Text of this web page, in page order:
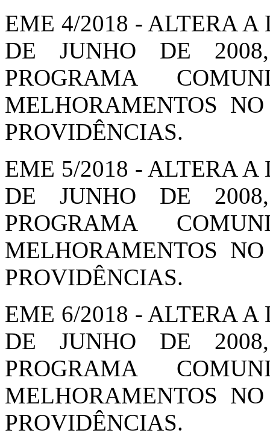
EME 4/2018 - ALTERA
DE JUNHO DE
PROGRAMA
MELHORAMENTOS
PROVIDÊNCIAS.
EME 5/2018 - ALTERA
DE JUNHO DE
PROGRAMA
MELHORAMENTOS
PROVIDÊNCIAS.
EME 6/2018 - ALTERA
DE JUNHO DE
PROGRAMA
MELHORAMENTOS
PROVIDÊNCIAS.